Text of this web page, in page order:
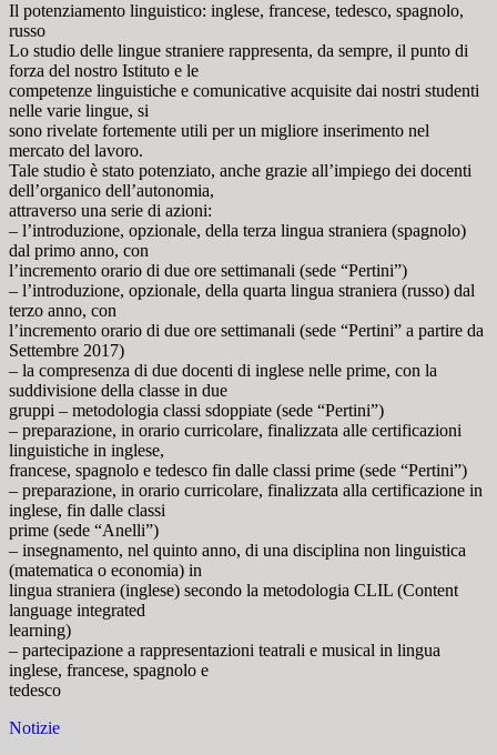
Il potenziamento linguistico: inglese, francese, tedesco, spagnolo,
russo
Lo studio delle lingue straniere rappresenta, da sempre, il punto di
forza del nostro Istituto e le
competenze linguistiche e comunicative acquisite dai nostri studenti
nelle varie lingue, si
sono rivelate fortemente utili per un migliore inserimento nel
mercato del lavoro.
Tale studio è stato potenziato, anche grazie all’impiego dei docenti
dell’organico dell’autonomia,
attraverso una serie di azioni:
– l’introduzione, opzionale, della terza lingua straniera (spagnolo)
dal primo anno, con
l’incremento orario di due ore settimanali (sede “Pertini”)
– l’introduzione, opzionale, della quarta lingua straniera (russo) dal
terzo anno, con
l’incremento orario di due ore settimanali (sede “Pertini” a partire da
Settembre 2017)
– la compresenza di due docenti di inglese nelle prime, con la
suddivisione della classe in due
gruppi – metodologia classi sdoppiate (sede “Pertini”)
– preparazione, in orario curricolare, finalizzata alle certificazioni
linguistiche in inglese,
francese, spagnolo e tedesco fin dalle classi prime (sede “Pertini”)
– preparazione, in orario curricolare, finalizzata alla certificazione in
inglese, fin dalle classi
prime (sede “Anelli”)
– insegnamento, nel quinto anno, di una disciplina non linguistica
(matematica o economia) in
lingua straniera (inglese) secondo la metodologia CLIL (Content
language integrated
learning)
– partecipazione a rappresentazioni teatrali e musical in lingua
inglese, francese, spagnolo e
tedesco
Notizie